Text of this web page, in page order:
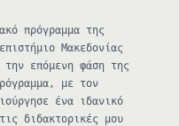
πρόγραμμα της
Μακεδονίας
την επόμενη φάση της
με τον
ένα ιδανικό
διδακτορικές μου